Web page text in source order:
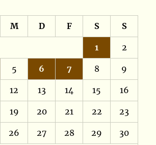
M D F S S
1 2
5 6 7 8 9
12 13 14 15 16
19 20 21 22 23
26 27 28 29 30